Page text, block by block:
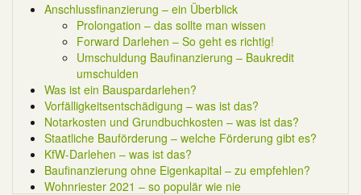
Anschlussfinanzierung – ein Überblick
Prolongation – das sollte man wissen
Forward Darlehen – So geht es richtig!
Umschuldung Baufinanzierung – Baukredit
umschulden
Was ist ein Bauspardarlehen?
Vorfälligkeitsentschädigung – was ist das?
Notarkosten und Grundbuchkosten – was ist das?
Staatliche Bauförderung – welche Förderung gibt es?
KfW-Darlehen – was ist das?
Baufinanzierung ohne Eigenkapital – zu empfehlen?
Wohnriester 2021 – so populär wie nie